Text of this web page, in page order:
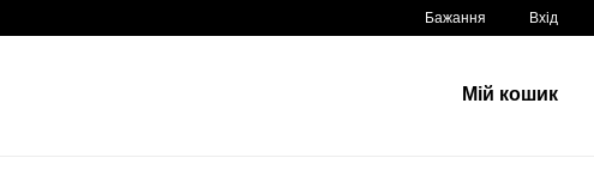
Бажання Вхід
Мій кошик